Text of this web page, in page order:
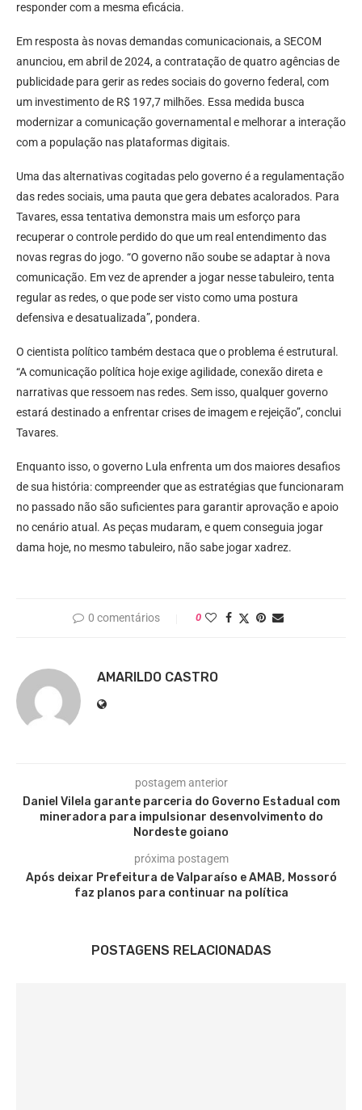
responder com a mesma eficácia.
Em resposta às novas demandas comunicacionais, a SECOM
anunciou, em abril de 2024, a contratação de quatro agências de
publicidade para gerir as redes sociais do governo federal, com
um investimento de R$ 197,7 milhões. Essa medida busca
modernizar a comunicação governamental e melhorar a interação
com a população nas plataformas digitais.
Uma das alternativas cogitadas pelo governo é a regulamentação
das redes sociais, uma pauta que gera debates acalorados. Para
Tavares, essa tentativa demonstra mais um esforço para
recuperar o controle perdido do que um real entendimento das
novas regras do jogo. “O governo não soube se adaptar à nova
comunicação. Em vez de aprender a jogar nesse tabuleiro, tenta
regular as redes, o que pode ser visto como uma postura
defensiva e desatualizada”, pondera.
O cientista político também destaca que o problema é estrutural.
“A comunicação política hoje exige agilidade, conexão direta e
narrativas que ressoem nas redes. Sem isso, qualquer governo
estará destinado a enfrentar crises de imagem e rejeição”, conclui
Tavares.
Enquanto isso, o governo Lula enfrenta um dos maiores desafios
de sua história: compreender que as estratégias que funcionaram
no passado não são suficientes para garantir aprovação e apoio
no cenário atual. As peças mudaram, e quem conseguia jogar
dama hoje, no mesmo tabuleiro, não sabe jogar xadrez.
0 comentários 0
AMARILDO CASTRO
postagem anterior
Daniel Vilela garante parceria do Governo Estadual com
mineradora para impulsionar desenvolvimento do
Nordeste goiano
próxima postagem
Após deixar Prefeitura de Valparaíso e AMAB, Mossoró
faz planos para continuar na política
POSTAGENS RELACIONADAS